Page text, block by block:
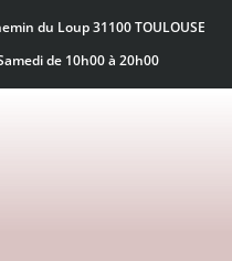
du Loup 31100 TOULOUSE
de 10h00 à 20h00